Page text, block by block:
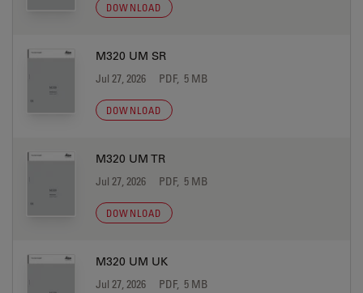
DOWNLOAD
M320 UM SR
Jul 27, 2026 PDF, 5 MB
DOWNLOAD
M320 UM TR
Jul 27, 2026 PDF, 5 MB
DOWNLOAD
M320 UM UK
Jul 27, 2026 PDF, 5 MB